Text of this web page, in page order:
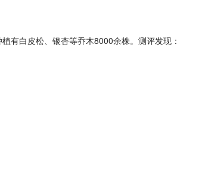
有白皮松、银杏等乔木8000余株。测评发现：